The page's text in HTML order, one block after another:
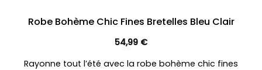
Robe Bohème Chic Fines Bretelles Bleu Clair
54,99 €
Rayonne tout l’été avec la robe bohème chic fines